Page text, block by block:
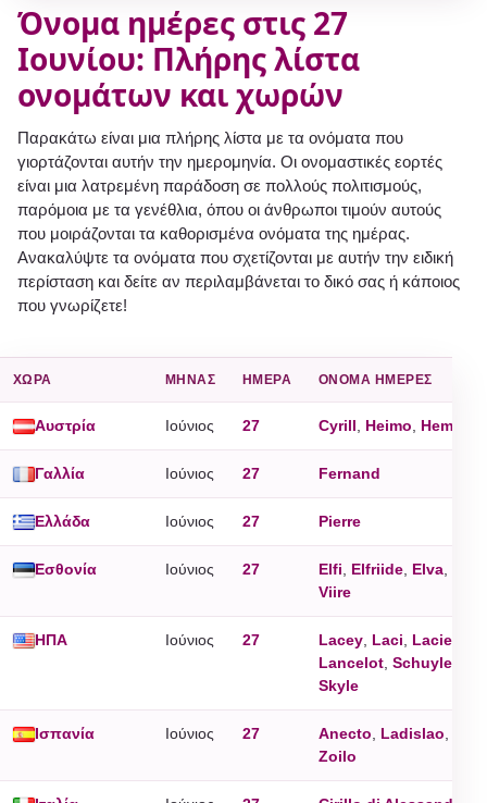
Όνομα ημέρες στις 27
Ιουνίου: Πλήρης λίστα
ονομάτων και χωρών
Παρακάτω είναι μια πλήρης λίστα με τα ονόματα που
γιορτάζονται αυτήν την ημερομηνία. Οι ονομαστικές εορτές
είναι μια λατρεμένη παράδοση σε πολλούς πολιτισμούς,
παρόμοια με τα γενέθλια, όπου οι άνθρωποι τιμούν αυτούς
που μοιράζονται τα καθορισμένα ονόματα της ημέρας.
Ανακαλύψτε τα ονόματα που σχετίζονται με αυτήν την ειδική
περίσταση και δείτε αν περιλαμβάνεται το δικό σας ή κάποιος
που γνωρίζετε!
ΧΏΡΑ ΜΉΝΑΣ ΗΜΈΡΑ ΌΝΟΜΑ ΗΜΈΡΕΣ
Αυστρία Ιούνιος 27 Cyrill Heimo Hemma
Γαλλία Ιούνιος 27 Fernand
Ελλάδα Ιούνιος 27 Pierre
Εσθονία Ιούνιος 27 Elfi Elfriide Elva
Viire
ΗΠΑ Ιούνιος 27 Lacey Laci Lacie
Lancelot Schuyler
Skyle
Ισπανία Ιούνιος 27 Anecto Ladislao
Zoilo